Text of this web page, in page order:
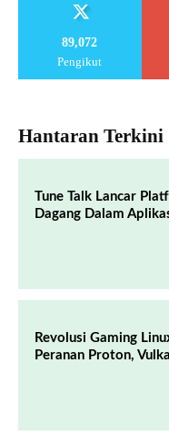
89,072
Pengikut
Hantaran Terkini
Tune Talk Lancar
Dagang Dalam
Revolusi Gaming
Peranan Proton,